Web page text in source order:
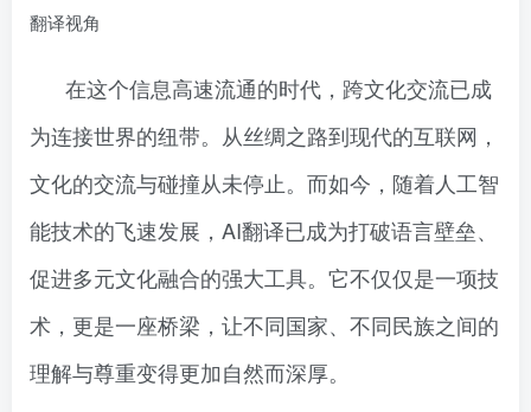
翻译视角
在这个信息高速流通的时代，跨文化交流已成
为连接世界的纽带。从丝绸之路到现代的互联网，
文化的交流与碰撞从未停止。而如今，随着人工智
能技术的飞速发展，AI翻译已成为打破语言壁垒、
促进多元文化融合的强大工具。它不仅仅是一项技
术，更是一座桥梁，让不同国家、不同民族之间的
理解与尊重变得更加自然而深厚。